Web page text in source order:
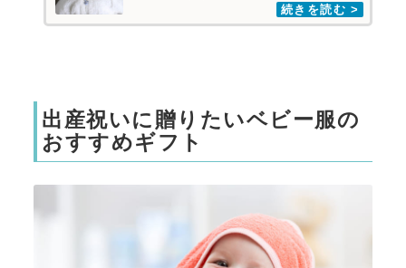
出産祝いに贈りたいベビー服の
おすすめギフト